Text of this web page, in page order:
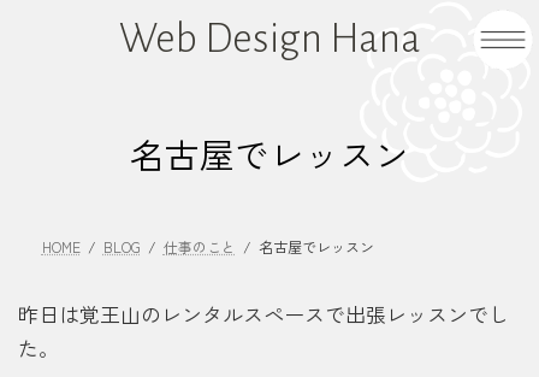
Web Design Hana
名古屋でレッスン
HOME BLOG 仕事のこと 名古屋でレッスン
昨日は覚王山のレンタルスペースで出張レッスンでし
た。